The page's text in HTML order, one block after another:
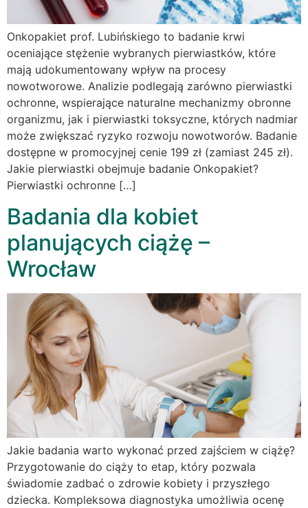
Onkopakiet prof. Lubińskiego to badanie krwi
oceniające stężenie wybranych pierwiastków, które
mają udokumentowany wpływ na procesy
nowotworowe. Analizie podlegają zarówno pierwiastki
ochronne, wspierające naturalne mechanizmy obronne
organizmu, jak i pierwiastki toksyczne, których nadmiar
może zwiększać ryzyko rozwoju nowotworów. Badanie
dostępne w promocyjnej cenie 199 zł (zamiast 245 zł).
Jakie pierwiastki obejmuje badanie Onkopakiet?
Pierwiastki ochronne […]
Badania dla kobiet
planujących ciążę –
Wrocław
Jakie badania warto wykonać przed zajściem w ciążę?
Przygotowanie do ciąży to etap, który pozwala
świadomie zadbać o zdrowie kobiety i przyszłego
dziecka. Kompleksowa diagnostyka umożliwia ocenę